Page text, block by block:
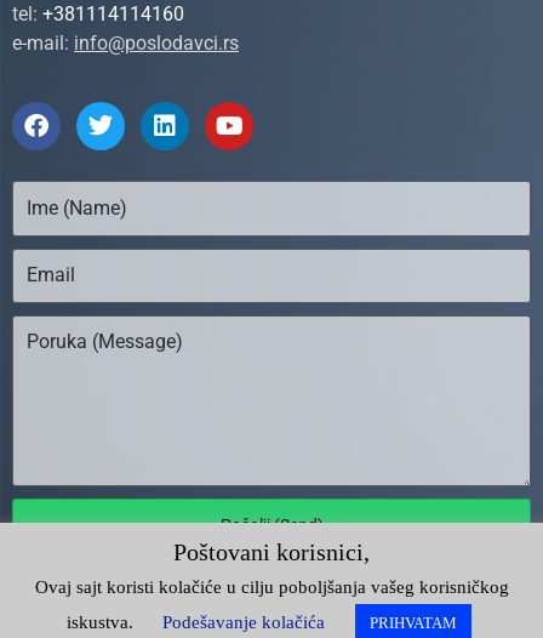
tel: +381114114160
e-mail: info@poslodavci.rs
Pošalji (Send)
Unija Poslodavaca Srbije | Impresum
Poštovani korisnici,
Ovaj sajt koristi kolačiće u cilju poboljšanja vašeg korisničkog
iskustva.
Podešavanje kolačića PRIHVATAM